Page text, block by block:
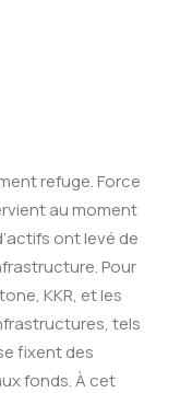
refuge. Force
au moment
ont levé de
Pour
, KKR, et les
tels
fixent des
fonds. À cet